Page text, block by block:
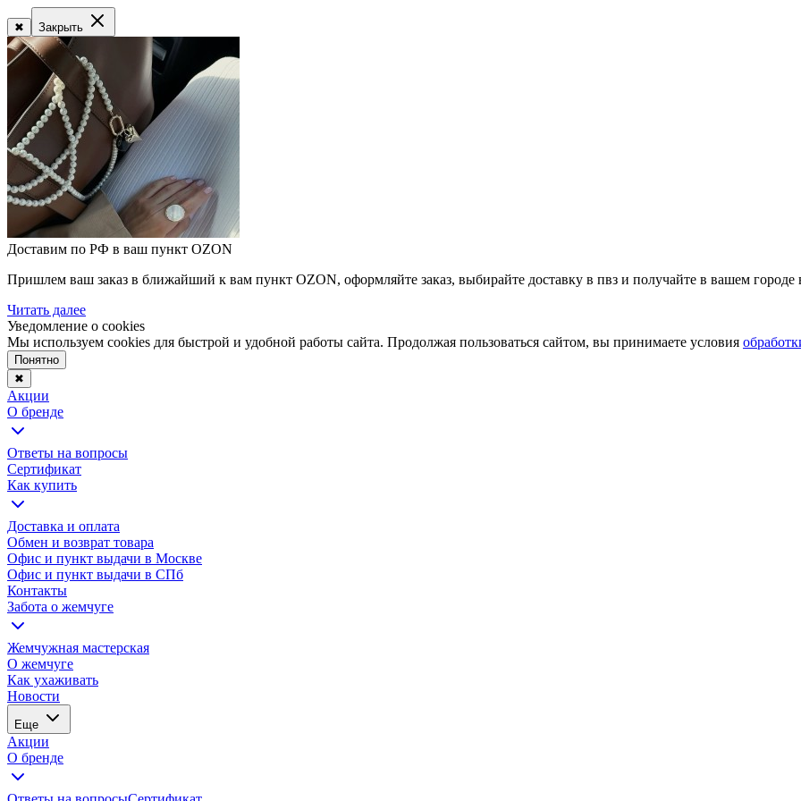
✖ Закрыть
Доставим по РФ в ваш пункт OZON
Пришлем ваш заказ в ближайший к вам пункт OZON, оформляйте заказ, выбирайте доставку в пвз и получайте в вашем городе
Читать далее
Уведомление о cookies
Мы используем cookies для быстрой и удобной работы сайта. Продолжая пользоваться сайтом, вы принимаете условия
Понятно
✖
Акции
О бренде
Ответы на вопросы
Сертификат
Как купить
Доставка и оплата
Обмен и возврат товара
Офис и пункт выдачи в Москве
Офис и пункт выдачи в СПб
Контакты
Забота о жемчуге
Жемчужная мастерская
О жемчуге
Как ухаживать
Новости
Еще
Акции
О бренде